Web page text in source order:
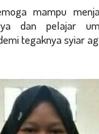
mampu
dan pelajar
tegaknya syiar